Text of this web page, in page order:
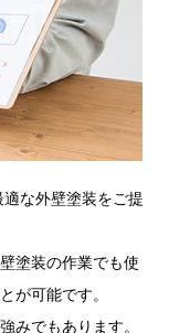
な外壁塗装をご提
塗装の作業でも使
が可能です。
みでもあります。